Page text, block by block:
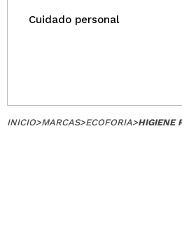
Cuidado personal
INICIO>MARCAS>ECOFORIA>HIGIENE